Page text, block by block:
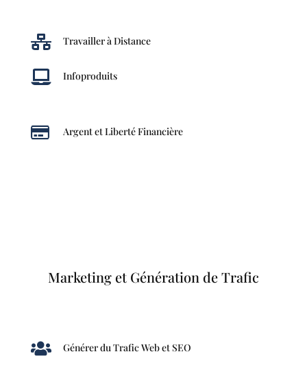
 Travailler à Distance
 Infoproduits
 Argent et Liberté Financière
Marketing et Génération de Trafic
 Générer du Trafic Web et SEO